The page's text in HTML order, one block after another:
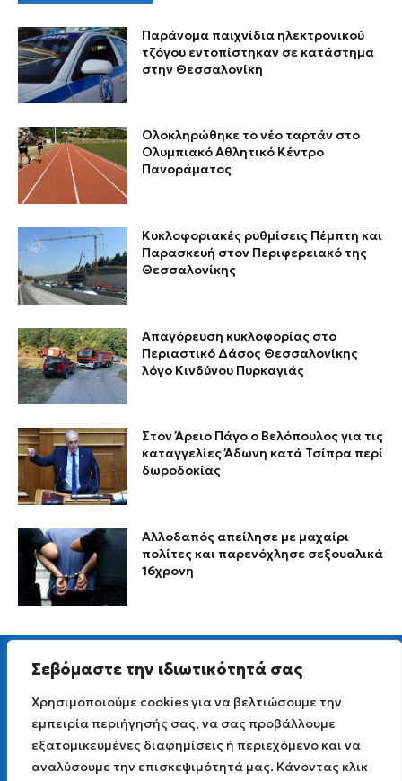
Σεβόμαστε την ιδιωτικότητά σας
Χρησιμοποιούμε cookies για να βελτιώσουμε την
εμπειρία περιήγησής σας, να σας προβάλλουμε
εξατομικευμένες διαφημίσεις ή περιεχόμενο και να
αναλύσουμε την επισκεψιμότητά μας. Κάνοντας κλικ
Παράνομα παιχνίδια ηλεκτρονικού
τζόγου εντοπίστηκαν σε κατάστημα
στην Θεσσαλονίκη
Ολοκληρώθηκε το νέο ταρτάν στο
Ολυμπιακό Αθλητικό Κέντρο
Πανοράματος
Κυκλοφοριακές ρυθμίσεις Πέμπτη και
Παρασκευή στον Περιφερειακό της
Θεσσαλονίκης
Απαγόρευση κυκλοφορίας στο
Περιαστικό Δάσος Θεσσαλονίκης
λόγο Κινδύνου Πυρκαγιάς
Στον Άρειο Πάγο ο Βελόπουλος για τις
καταγγελίες Άδωνη κατά Τσίπρα περί
δωροδοκίας
Αλλοδαπός απείλησε με μαχαίρι
πολίτες και παρενόχλησε σεξουαλικά
16χρονη
Για άμεση επικοινωνία στείλτε μας Viber μήνυμα
στο6977 691 251
Email επικοινωνίας info [AT] lagadaspress.gr